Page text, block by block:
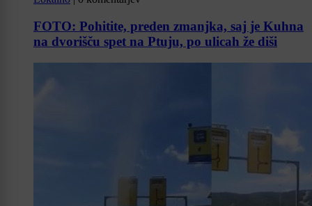
FOTO: Pohitite, preden zmanjka, saj je Kuhna
na dvorišču spet na Ptuju, po ulicah že diši